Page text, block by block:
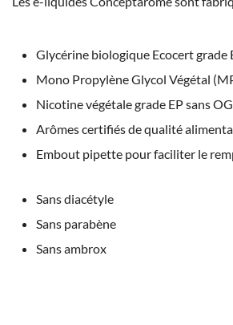
Glycérine biologique Ecocert grade
Mono Propylène Glycol Végétal
Nicotine végétale grade EP sans
Arômes certifiés de qualité
Embout pipette pour faciliter le
Sans diacétyle
Sans parabène
Sans ambrox